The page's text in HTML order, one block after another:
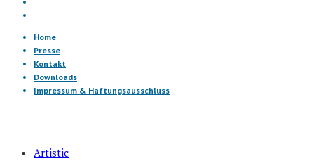
Home
Presse
Kontakt
Downloads
Impressum & Haftungsausschluss
Artistic